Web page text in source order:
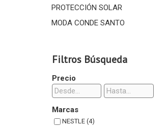
PROTECCIÓN SOLAR
MODA CONDE SANTO
Filtros Búsqueda
Precio
Marcas
NESTLE (4)